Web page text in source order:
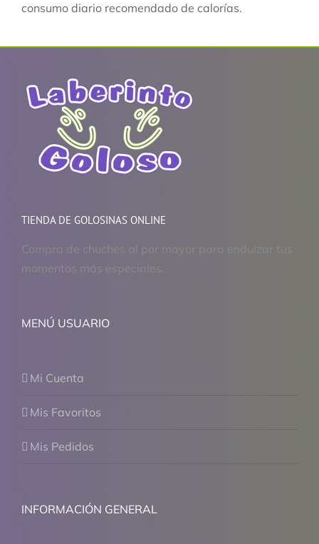
consumo diario recomendado de calorías.
TIENDA DE GOLOSINAS ONLINE
Compra de chuches al por mayor para endulzar tus
momentos más especiales.
MENÚ USUARIO
Mi Cuenta
Mis Favoritos
Mis Pedidos
INFORMACIÓN GENERAL